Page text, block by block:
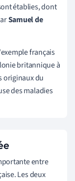
établies, dont
Samuel de
français
britannique à
originaux du
des maladies
entre
Les deux